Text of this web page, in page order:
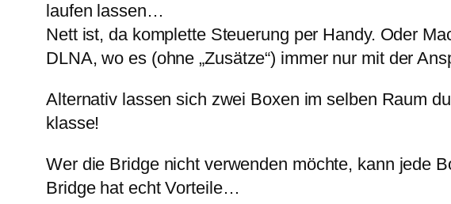
laufen lassen…
Nett ist, da komplette Steuerung per Handy. Oder
DLNA, wo es (ohne „Zusätze“) immer nur mit der
Alternativ lassen sich zwei Boxen im selben Raum
klasse!
Wer die Bridge nicht verwenden möchte, kann jede
Bridge hat echt Vorteile…